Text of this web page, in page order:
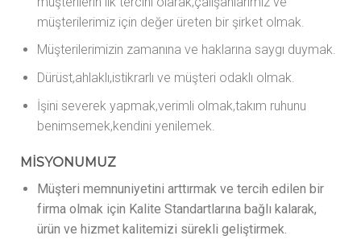
müşterilerimiz için değer üreten bir şirket olmak.
Müşterilerimizin zamanına ve haklarına saygı duymak.
Dürüst,ahlaklı,istikrarlı ve müşteri odaklı olmak.
İşini severek yapmak,verimli olmak,takım ruhunu
benimsemek,kendini yenilemek.
MİSYONUMUZ
Müşteri memnuniyetini arttırmak ve tercih edilen bir
firma olmak için Kalite Standartlarına bağlı kalarak,
ürün ve hizmet kalitemizi sürekli geliştirmek.